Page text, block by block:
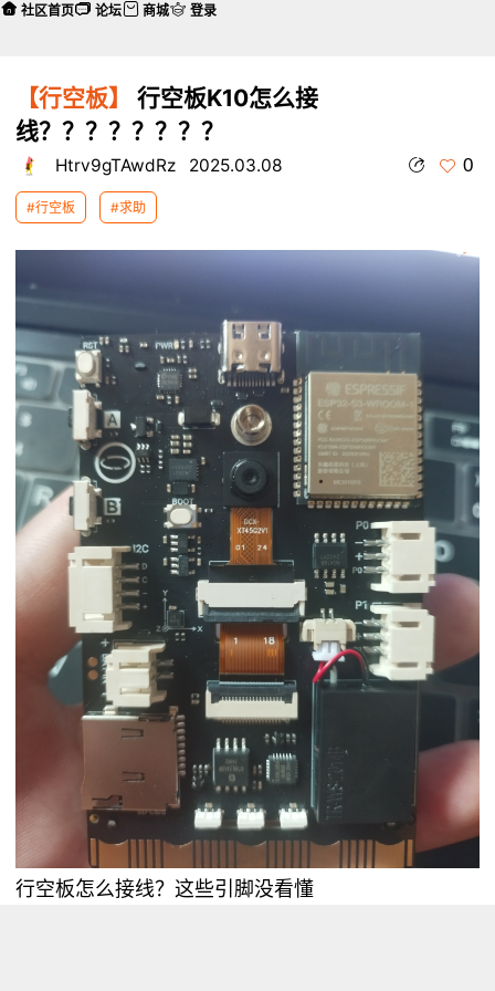
【行空板】
行空板K10怎么接
线？？？？？？？？
Htrv9gTAwdRz 2025.03.08 0
#行空板 #求助
行空板怎么接线？这些引脚没看懂
社区首页 论坛 商城 登录